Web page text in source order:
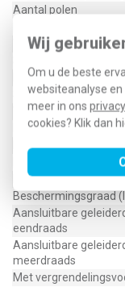
Wij
Om u de beste
websiteanalyse
meer in ons
cookies? Klik dan
Aantal polen
Type lekstroom
Kortsluitvastheid (Icw)
Vervuilingsgraad
Breedte in module-
Frequentie
Beschermingsgraad
Aansluitbare
eendraads
Aansluitbare
meerdraads
Met